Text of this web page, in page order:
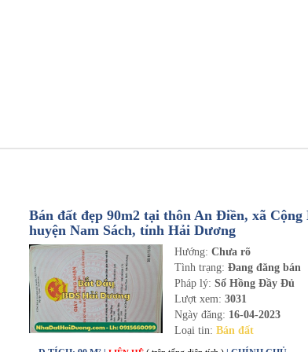
Bán đất đẹp 90m2 tại thôn An Điền, xã Cộng
huyện Nam Sách, tỉnh Hải Dương
Hướng:Chưa rõ
Tình trạng:Đang đăng bán
Pháp lý: Sổ Hồng Đầy Đủ
Lượt xem:3031
Ngày đăng: 16-04-2023
Loại tin:Bán đất